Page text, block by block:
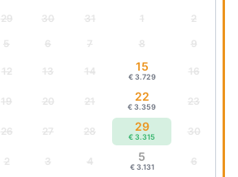
29 30 31 1 2
5 6 7 8 9
12 13 14 15
€ 3.729 16
19 20 21 22
€ 3.359 23
26 27 28 29
€ 3.315 30
2 3 4 5
€ 3.131 6